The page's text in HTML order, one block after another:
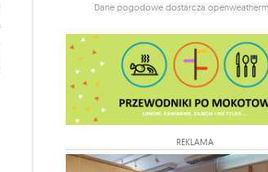
Dane pogodowe dostarcza
REKLAMA